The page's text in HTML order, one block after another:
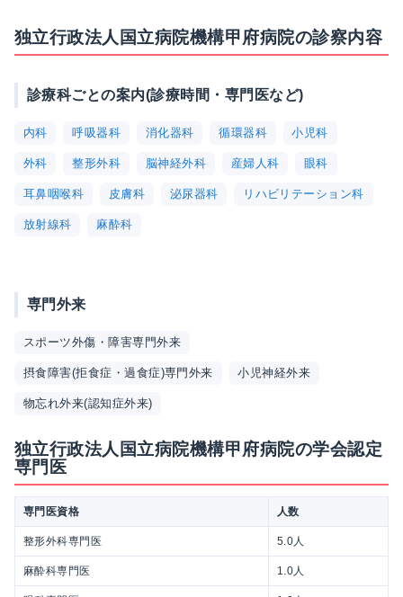
独立行政法人国立病院機構甲府病院の診察内容
診療科ごとの案内(診療時間・専門医など)
内科 呼吸器科 消化器科 循環器科 小児科
外科 整形外科 脳神経外科 産婦人科 眼科
耳鼻咽喉科 皮膚科 泌尿器科 リハビリテーション科
放射線科 麻酔科
専門外来
スポーツ外傷・障害専門外来
摂食障害(拒食症・過食症)専門外来 小児神経外来
物忘れ外来(認知症外来)
独立行政法人国立病院機構甲府病院の学会認定
専門医
専門医資格 人数
整形外科専門医 5.0人
麻酔科専門医 1.0人